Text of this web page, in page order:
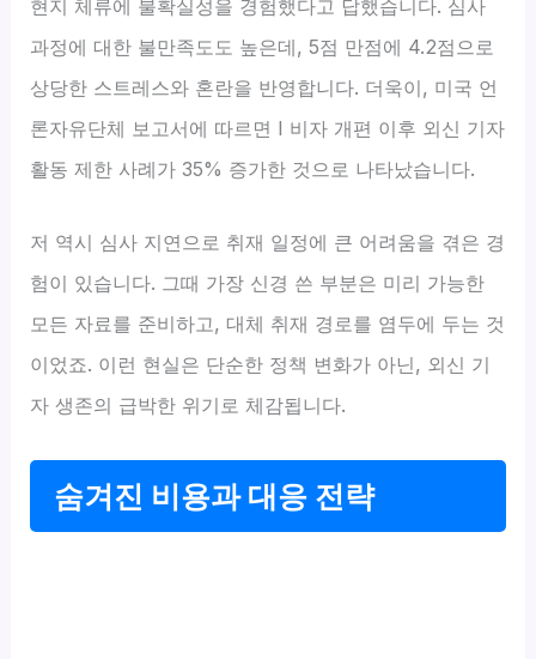
현지 체류에 불확실성을 경험했다고 답했습니다. 심사
과정에 대한 불만족도도 높은데, 5점 만점에 4.2점으로
상당한 스트레스와 혼란을 반영합니다. 더욱이, 미국 언
론자유단체 보고서에 따르면 I 비자 개편 이후 외신 기자
활동 제한 사례가 35% 증가한 것으로 나타났습니다.
저 역시 심사 지연으로 취재 일정에 큰 어려움을 겪은 경
험이 있습니다. 그때 가장 신경 쓴 부분은 미리 가능한
모든 자료를 준비하고, 대체 취재 경로를 염두에 두는 것
이었죠. 이런 현실은 단순한 정책 변화가 아닌, 외신 기
자 생존의 급박한 위기로 체감됩니다.
숨겨진 비용과 대응 전략